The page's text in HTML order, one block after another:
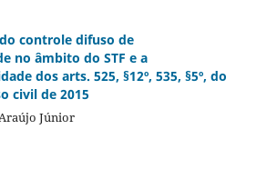
controle difuso de
no âmbito do STF e a
dos arts. 525, §12º, 535, §5º, do
civil de 2015
Júnior